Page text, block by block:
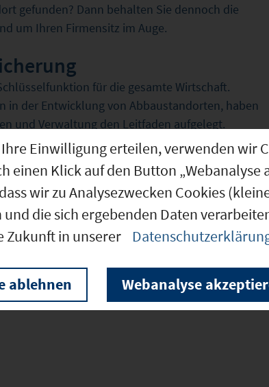
gefunden? Dann behalten Sie dennoch die
um Ihren Firmensitz im Auge.
für die gesamte Wirtschaft.
in der Entwicklung von Abbaustandorten, haben
und Verwaltung den Leitfaden aufgelegt.
einer Baugenehmigung stellt sich nicht nur dann,
planungsrechtliche Beurteilung oder
vielmehr bereits dann erforderlich sein, wenn
Bestands beabsichtigt ist.
Einwilligung erteilen, verwenden wir
einen Klick auf den Button
wir zu Analysezwecken Cookies
und die sich ergebenden Daten
Zukunft in unserer
ablehnen Webanalyse